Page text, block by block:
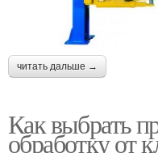
читать дальше →
Как выбрать
обработку от